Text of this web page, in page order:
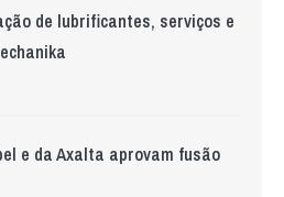
de lubrificantes, serviços e
e da Axalta aprovam fusão